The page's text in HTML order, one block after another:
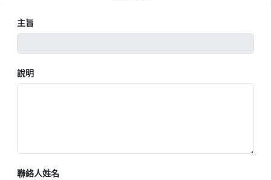
主旨
說明
聯絡人姓名